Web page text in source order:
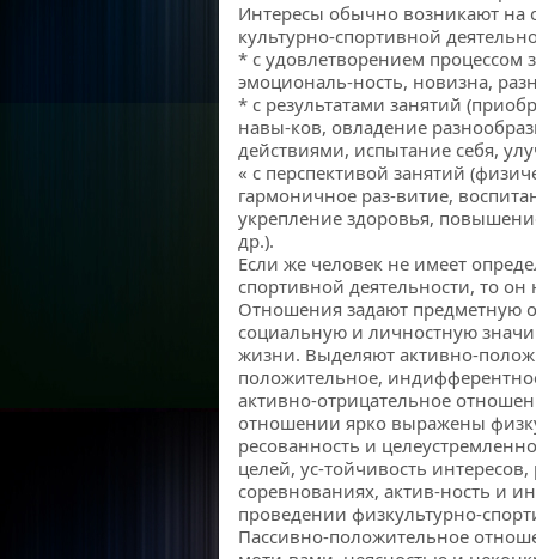
Интересы обычно возникают на
культурно-спортивной
* с удовлетворением процессом
эмоциональ-ность, новизна,
* с результатами занятий
навы-ков, овладение
действиями, испытание себя,
« с перспективой занятий
гармоничное раз-витие,
укрепление здоровья,
др.).
Если же человек не имеет
спортивной деятельности, то он
Отношения задают предметную
социальную и личностную
жизни. Выделяют активно-
положительное,
активно-отрицательное
отношении ярко выражены
ресованность и
целей, ус-тойчивость
соревнованиях, актив-ность и
проведении физкультурно-
Пассивно-положительное